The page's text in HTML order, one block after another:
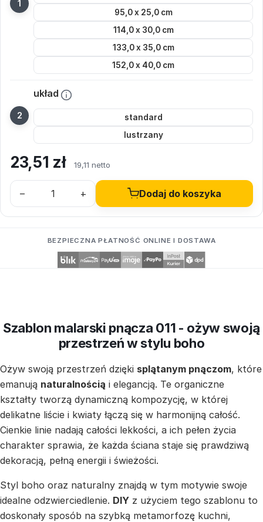
95,0 x 25,0 cm
114,0 x 30,0 cm
133,0 x 35,0 cm
152,0 x 40,0 cm
układ
standard
lustrzany
23,51 zł 19,11 netto
– + Dodaj do koszyka
BEZPIECZNA PŁATNOŚĆ ONLINE I DOSTAWA
Szablon malarski pnącza 011 - ożyw swoją
przestrzeń w stylu boho
Ożyw swoją przestrzeń dzięki splątanym pnączom, które
emanują naturalnością i elegancją. Te organiczne
kształty tworzą dynamiczną kompozycję, w której
delikatne liście i kwiaty łączą się w harmonijną całość.
Cienkie linie nadają całości lekkości, a ich pełen życia
charakter sprawia, że każda ściana staje się prawdziwą
dekoracją, pełną energii i świeżości.
Styl boho oraz naturalny znajdą w tym motywie swoje
idealne odzwierciedlenie. DIY z użyciem tego szablonu to
doskonały sposób na szybką metamorfozę kuchni,